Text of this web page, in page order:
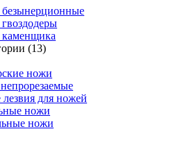
(13)
ножи
для ножей
ножи
ножи